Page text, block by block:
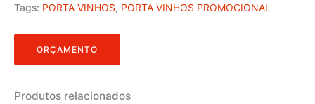
Tags: PORTA VINHOS, PORTA VINHOS PROMOCIONAL
ORÇAMENTO
Produtos relacionados